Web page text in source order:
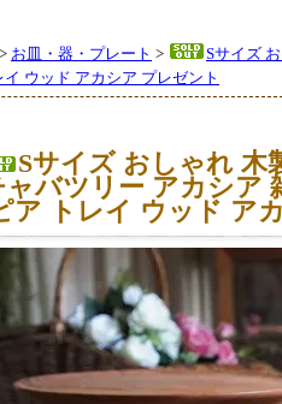
> お皿・器・プレート >
Sサイズ
ウッド アカシア プレゼント
Sサイズ おしゃれ 木
ャバツリー アカシア
ア トレイ ウッド ア